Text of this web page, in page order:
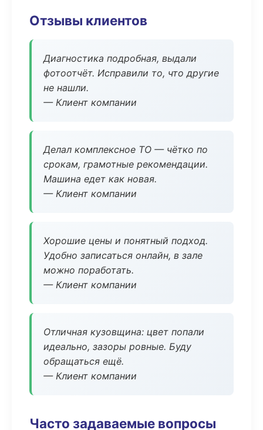
Отзывы клиентов
Диагностика подробная, выдали
фотоотчёт. Исправили то, что другие
не нашли.
— Клиент компании
Делал комплексное ТО — чётко по
срокам, грамотные рекомендации.
Машина едет как новая.
— Клиент компании
Хорошие цены и понятный подход.
Удобно записаться онлайн, в зале
можно поработать.
— Клиент компании
Отличная кузовщина: цвет попали
идеально, зазоры ровные. Буду
обращаться ещё.
— Клиент компании
Часто задаваемые вопросы